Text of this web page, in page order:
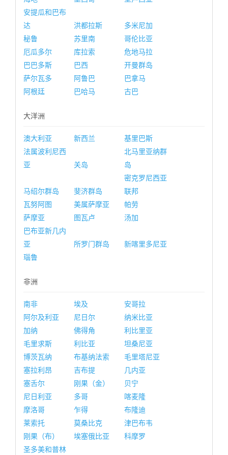
安提瓜和巴布
达
洪都拉斯
多米尼加
秘鲁
苏里南
哥伦比亚
厄瓜多尔
库拉索
危地马拉
巴巴多斯
巴西
开曼群岛
萨尔瓦多
阿鲁巴
巴拿马
阿根廷
巴哈马 古巴
大洋洲
澳大利亚 新西兰
基里巴斯
法属波利尼西
亚
关岛
北马里亚纳群
岛
马绍尔群岛 斐济群岛
密克罗尼西亚
联邦
瓦努阿图
美属萨摩亚
帕劳
萨摩亚
图瓦卢
汤加
巴布亚新几内
亚
所罗门群岛
新喀里多尼亚
瑙鲁
非洲
南非 埃及
安哥拉
阿尔及利亚
尼日尔
纳米比亚
加纳
佛得角
利比里亚
毛里求斯
利比亚
坦桑尼亚
博茨瓦纳
布基纳法索
毛里塔尼亚
塞拉利昂
吉布提
几内亚
塞舌尔
刚果（金）
贝宁
尼日利亚
多哥
喀麦隆
摩洛哥
乍得
布隆迪
莱索托
莫桑比克
津巴布韦
刚果（布）
埃塞俄比亚
科摩罗
圣多美和普林